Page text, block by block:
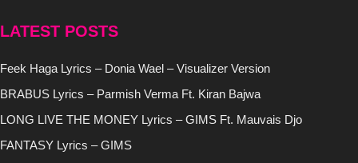
LATEST POSTS
Feek Haga Lyrics – Donia Wael – Visualizer Version
BRABUS Lyrics – Parmish Verma Ft. Kiran Bajwa
LONG LIVE THE MONEY Lyrics – GIMS Ft. Mauvais Djo
FANTASY Lyrics – GIMS